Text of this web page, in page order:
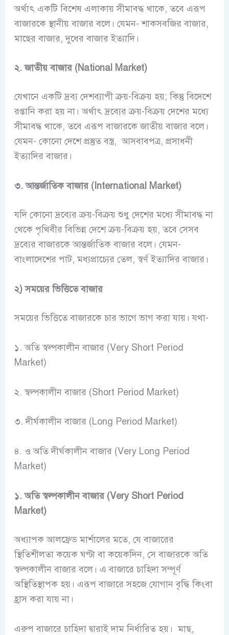
অর্থাৎ একটি বিশেষ এলাকায় সীমাবদ্ধ থাকে, তবে এরূপ
বাজারকে স্থানীয় বাজার বলে। যেমন- শাকসবজির বাজার,
মাছের বাজার, দুধের বাজার ইত্যাদি।
২. জাতীয় বাজার (National Market)
যেখানে একটি দ্রব্য দেশব্যাপী ক্রয়-বিক্রয় হয়; কিন্তু বিদেশে
রপ্তানি করা হয় না। অর্থাৎ দ্রব্যের ক্রয়-বিক্রয় দেশের মধ্যে
সীমাবদ্ধ থাকে, তবে এরূপ বাজারকে জাতীয় বাজার বলে।
যেমন- কোনো দেশে প্রস্তুত বস্ত্র, আসবাবপত্র, প্রসাধনী
ইত্যাদির বাজার।
৩. আন্তর্জাতিক বাজার (International Market)
যদি কোনো দ্রব্যের ক্রয়-বিক্রয় শুধু দেশের মধ্যে সীমাবদ্ধ না
থেকে পৃথিবীর বিভিন্ন দেশে ক্রয়-বিক্রয় হয়, তবে সেসব
দ্রব্যের বাজারকে আন্তর্জাতিক বাজার বলে। যেমন-
বাংলাদেশের পাট, মধ্যপ্রাচ্যের তেল, স্বর্ণ ইত্যাদির বাজার।
২) সময়ের ভিত্তিতে বাজার
সময়ের ভিত্তিতে বাজারকে চার ভাগে ভাগ করা যায়। যথা-
১. অতি স্বল্পকালীন বাজার (Very Short Period
Market)
২. স্বল্পকালীন বাজার (Short Period Market)
৩. দীর্ঘকালীন বাজার (Long Period Market)
৪. ও অতি দীর্ঘকালীন বাজার (Very Long Period
Market)
১. অতি স্বল্পকালীন বাজার (Very Short Period
Market)
অধ্যাপক আলফ্রেড মার্শালের মতে, যে বাজারের
স্থিতিশীলতা কয়েক ঘণ্টা বা কয়েকদিন, সে বাজারকে অতি
স্বল্পকালীন বাজার বলে। এ বাজারে চাহিদা সম্পূর্ণ
অস্থিতিস্থাপক হয়। এরূপ বাজারে সহজে যোগান বৃদ্ধি কিংবা
হ্রাস করা যায় না।
এরুপ বাজারে চাহিদা দ্বারাই দাম নির্ধারিত হয়। মাছ,